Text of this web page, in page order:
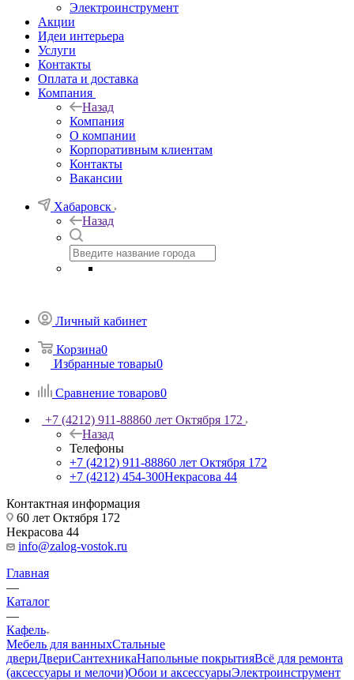
Электроинструмент
Акции
Идеи интерьера
Услуги
Контакты
Оплата и доставка
Компания
Назад
Компания
О компании
Корпоративным клиентам
Контакты
Вакансии
Хабаровск
Назад
Личный кабинет
Корзина0
Избранные товары0
Сравнение товаров0
+7 (4212) 911-88860 лет Октября 172
Назад
Телефоны
+7 (4212) 911-88860 лет Октября 172
+7 (4212) 454-300Некрасова 44
Контактная информация
60 лет Октября 172
Некрасова 44
info@zalog-vostok.ru
Главная
—
Каталог
—
Кафель
Мебель для ванныхСтальные
двериДвериСантехникаНапольные покрытияВсё для ремонта
(аксессуары и мелочи)Обои и аксессуарыЭлектроинструмент